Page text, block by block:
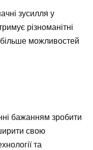
зусилля у
різноманітні
можливостей
бажанням зробити
свою
та